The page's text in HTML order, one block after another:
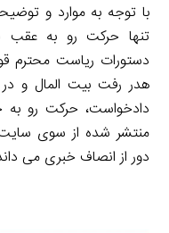
با توجه به موارد و
تنها حرکت رو به عقب
دستورات ریاست محترم
هدر رفت بیت المال و
دادخواست، حرکت رو به
منتشر شده از سوی سایت
دور از انصاف خبری می